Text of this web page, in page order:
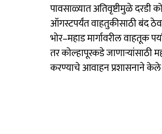
पावसाळ्यात अतिवृष्टीमुळे दरडी
ऑगस्टपर्यंत वाहतुकीसाठी बंद
भोर–महाड मार्गावरील वाहतूक
तर कोल्हापूरकडे जाणाऱ्यांसाठी
करण्याचे आवाहन प्रशासनाने